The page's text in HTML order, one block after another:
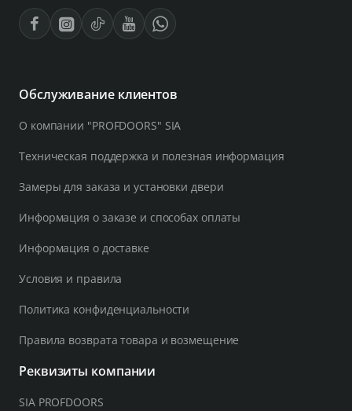
Обслуживание клиентов
О компании "PROFDOORS" SIA
Техническая поддержка и полезная информация
Замеры для заказа и установки двери
Информация о заказе и способах оплаты
Информация о доставке
Условия и правила
Политика конфиденциальности
Правила возврата товара и возмещение
Реквизиты компании
SIA PROFDOORS